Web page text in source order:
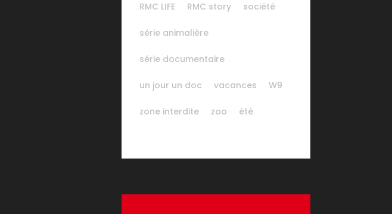
RMC LIFE RMC story société
série animalière
série documentaire
un jour un doc vacances W9
zone interdite zoo été